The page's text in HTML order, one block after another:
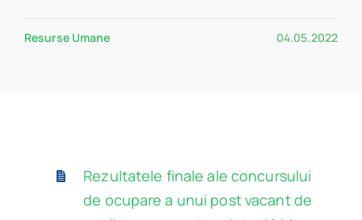
CatalogResurse Umane 04.05.2022
Rezultatele finale ale concursului
de ocupare a unui post vacant de